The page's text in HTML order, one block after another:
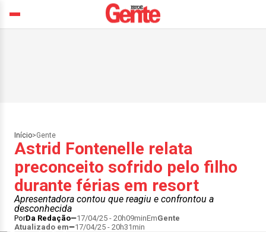
Início>Gente
Astrid Fontenelle relata
preconceito sofrido pelo filho
durante férias em resort
Apresentadora contou que reagiu e confrontou a
desconhecida
PorDa Redação 17/04/25 - 20h09minEmGente
Atualizado em
17/04/25 - 20h31min